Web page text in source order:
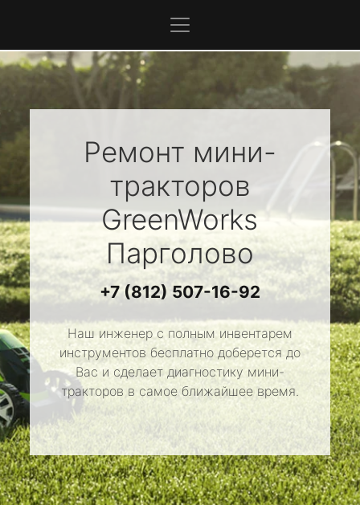
Ремонт мини-
тракторов
GreenWorks
Парголово
+7 (812) 507-16-92
Наш инженер с полным инвентарем
инструментов бесплатно доберется до
Вас и сделает диагностику мини-
тракторов в самое ближайшее время.